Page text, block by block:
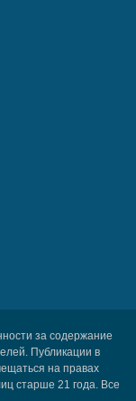
за содержание
Публикации в
на правах
старше 21 года. Все